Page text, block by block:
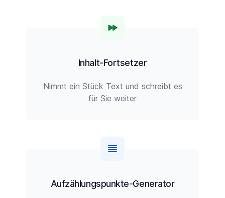
Inhalt-Fortsetzer
Nimmt ein Stück Text und schreibt es
für Sie weiter
Aufzählungspunkte-Generator